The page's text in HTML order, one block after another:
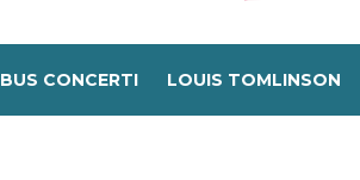
BUS CONCERTI LOUIS TOMLINSON